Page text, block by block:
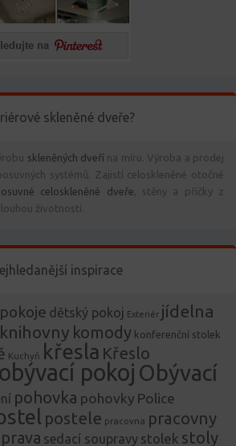
skleněné dveře?
skleněných dveří na míru. Výroba a prodej
systémů. Zajistí celoskleněné otočné
celoskleněné dveře , stěny a příčky z
životností.
inspirace
dětský pokoj Exteriér jídelna
knihovny komody konferenční stolek
Kuchyň křesla Křeslo
obývací pokoj Obývací
pohovka pohovky Police
postele pracovna pracovny
sedací soupravy stolek stoly